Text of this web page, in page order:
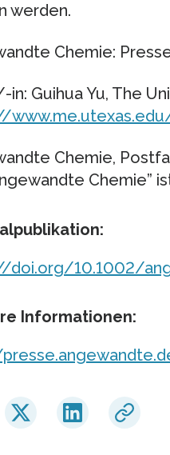
werden.
Chemie:
Guihua Yu, The
Chemie,
Chemie”
doi.org/10.1002/
Informationen: